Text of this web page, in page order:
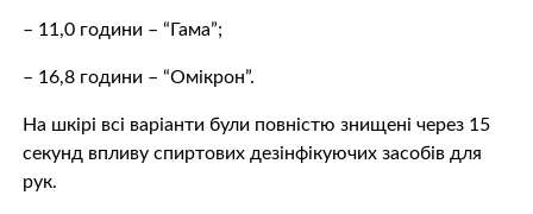
– 11,0 години – “Гама”;
– 16,8 години – “Омікрон”.
На шкірі всі варіанти були повністю знищені через 15
секунд впливу спиртових дезінфікуючих засобів для
рук.